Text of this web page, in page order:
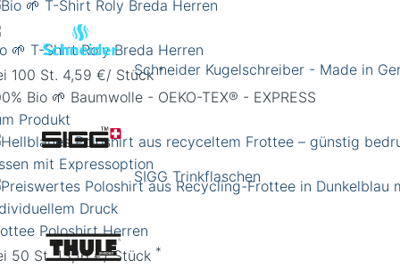
Schneider Kugelschreiber - Made in
SIGG Trinkflaschen
🌱 T-Shirt Roly Breda Herren
100 St. 4,59 €/ Stück*
Bio 🌱 Baumwolle - OEKO-TEX® - EXPRESS
Produkt
Poloshirt Herren
50 St. 13,16 €/ Stück *